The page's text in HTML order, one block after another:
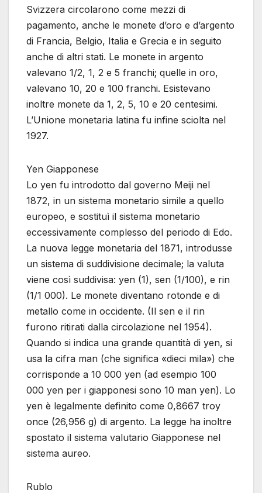
Svizzera circolarono come mezzi di
pagamento, anche le monete d’oro e d’argento
di Francia, Belgio, Italia e Grecia e in seguito
anche di altri stati. Le monete in argento
valevano 1/2, 1, 2 e 5 franchi; quelle in oro,
valevano 10, 20 e 100 franchi. Esistevano
inoltre monete da 1, 2, 5, 10 e 20 centesimi.
L’Unione monetaria latina fu infine sciolta nel
1927.
Yen Giapponese
Lo yen fu introdotto dal governo Meiji nel
1872, in un sistema monetario simile a quello
europeo, e sostituì il sistema monetario
eccessivamente complesso del periodo di Edo.
La nuova legge monetaria del 1871, introdusse
un sistema di suddivisione decimale; la valuta
viene così suddivisa: yen (1), sen (1/100), e rin
(1/1 000). Le monete diventano rotonde e di
metallo come in occidente. (Il sen e il rin
furono ritirati dalla circolazione nel 1954).
Quando si indica una grande quantità di yen, si
usa la cifra man (che significa «dieci mila») che
corrisponde a 10 000 yen (ad esempio 100
000 yen per i giapponesi sono 10 man yen). Lo
yen è legalmente definito come 0,8667 troy
once (26,956 g) di argento. La legge ha inoltre
spostato il sistema valutario Giapponese nel
sistema aureo.
Rublo